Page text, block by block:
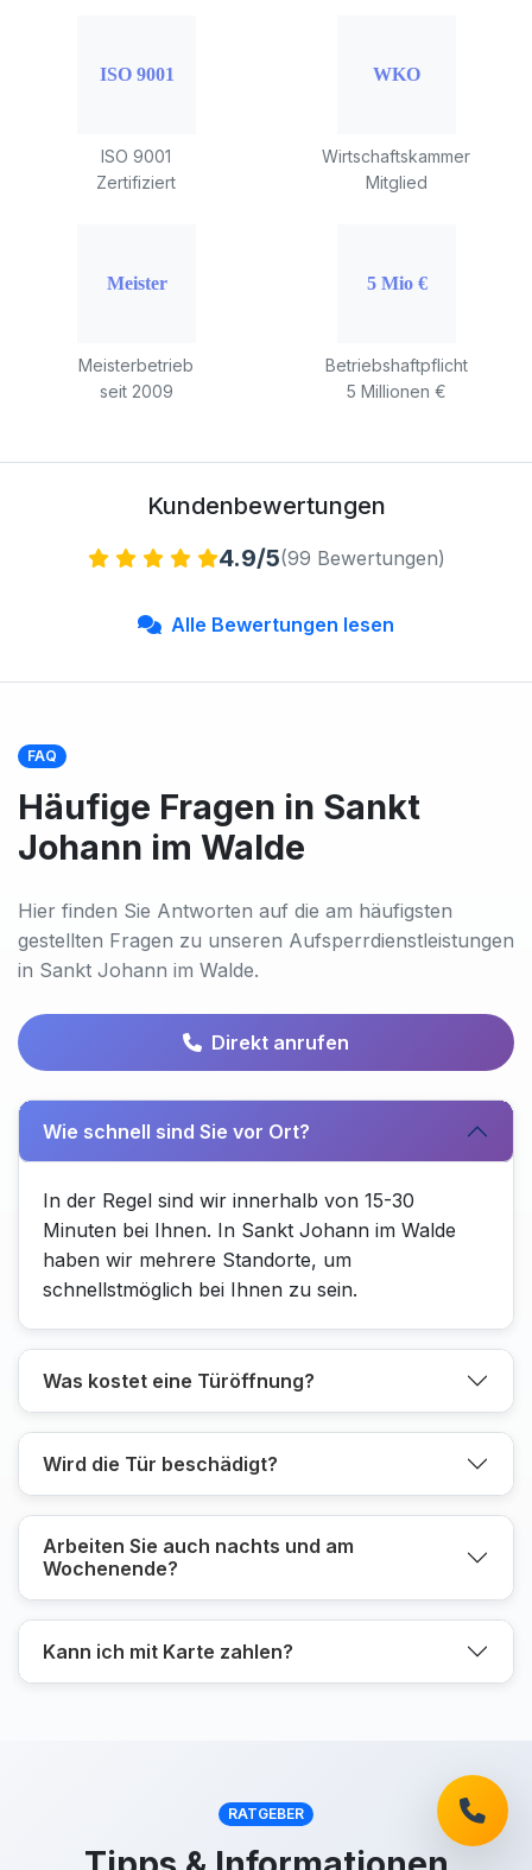
ISO 9001
Zertifiziert
Wirtschaftskammer
Mitglied
Meisterbetrieb
seit 2009
Betriebshaftpflicht
5 Millionen €
Kundenbewertungen
4.9/5(99 Bewertungen)
Alle Bewertungen lesen
FAQ
Häufige Fragen in Sankt
Johann im Walde
Hier finden Sie Antworten auf die am häufigsten
gestellten Fragen zu unseren Aufsperrdienstleistungen
in Sankt Johann im Walde.
Direkt anrufen
Wie schnell sind Sie vor Ort?
In der Regel sind wir innerhalb von 15-30
Minuten bei Ihnen. In Sankt Johann im Walde
haben wir mehrere Standorte, um
schnellstmöglich bei Ihnen zu sein.
Was kostet eine Türöffnung?
Wird die Tür beschädigt?
Arbeiten Sie auch nachts und am
Wochenende?
Kann ich mit Karte zahlen?
RATGEBER